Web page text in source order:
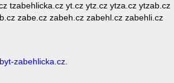
tzabehlicka.cz yt.cz ytz.cz ytza.cz ytzab.cz
zabe.cz zabeh.cz zabehl.cz zabehli.cz
byt-zabehlicka.cz